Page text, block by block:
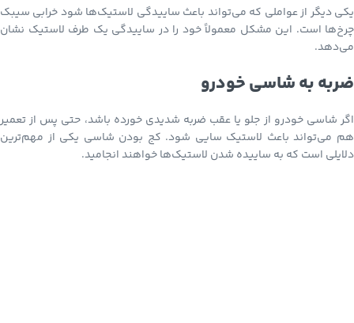
یکی دیگر از عواملی که می‌تواند باعث ساییدگی لاستیک‌ها شود خرابی سیبک
چرخ‌ها است. این مشکل معمولاً خود را در ساییدگی یک طرف لاستیک نشان
می‌دهد.
ضربه به شاسی خودرو
اگر شاسی خودرو از جلو یا عقب ضربه شدیدی خورده باشد، حتی پس از تعمیر
هم می‌تواند باعث لاستیک سایی شود. کج بودن شاسی یکی از مهم‌ترین
دلایلی است که به ساییده شدن لاستیک‌ها خواهند انجامید.